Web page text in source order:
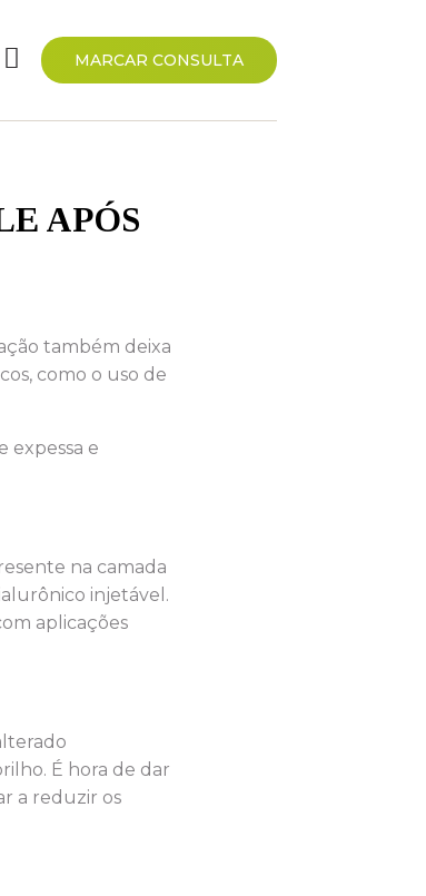
MARCAR CONSULTA
APÓS
também deixa
como o uso de
expessa e
na camada
injetável.
aplicações
É hora de dar
a reduzir os